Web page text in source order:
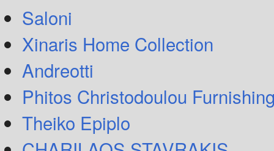
Saloni
Xinaris Home Collection
Andreotti
Phitos Christodoulou
Theiko Epiplo